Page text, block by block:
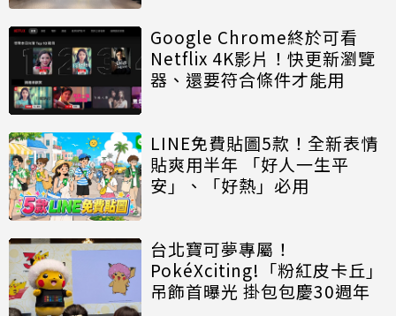
Google Chrome終於可看
Netflix 4K影片！快更新瀏覽
器、還要符合條件才能用
LINE免費貼圖5款！全新表情
貼爽用半年 「好人一生平
安」、「好熱」必用
台北寶可夢專屬！
PokéXciting!「粉紅皮卡丘」
吊飾首曝光 掛包包慶30週年